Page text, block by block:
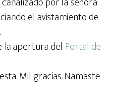
el avistamiento de
la apertura del Portal de
Mil gracias. Namaste